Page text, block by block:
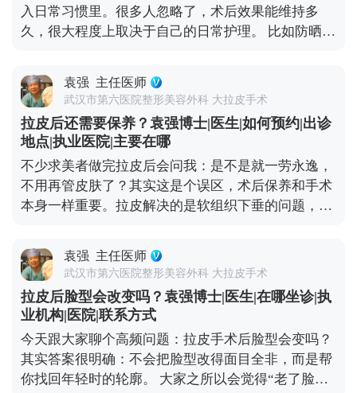
看具体的面部条件和想要的效果。 不过有个小建议，
要是时间充裕，分阶段做会更稳妥。先做拉皮把整体
再针对性调整眼周，这样最终效果会更协调自然。 想
知道更多关于MCR复合提升术的问题，可以去官方媒
体平台（公众号、百家号、小红薯）预约面诊，详细
了解。
入日常习惯里。很多人忽略了，术后效果能维持多
久，很大程度上取决于自己的日常护理。 比如防晒，
元凶，术后如果不做好防晒，不仅容易出现色素沉
着，还会加速胶原分解，让皮肤提前松弛。还有作息
和饮食，长期熬夜、吃太多甜食，会让皮肤炎症加
重、氧化加快，不仅容易暗沉，还可能让松弛问题复
发。 另外，表情管理也很关键。虽然术后表情会慢慢
恢复自然，但过度夸张的表情会反复牵拉皮肤，就算
打了除皱针，也需要自己多注意收敛。还有一点很重
要，要定期回访医生，根据皮肤的恢复状态调整保养
态拉回一个好的起点，后续的健康生活习惯，才是维
持年轻态的核心。你对皮肤用心，它自然会给你好的
反馈。 想知道更多关于MCR复合提升术的问题，可
以去官方媒体平台（公众号、百家号、小红薯）预约
面诊，详细了解。
袁强 主任医师
武汉市第六医院整形美容外科 大拉皮手术
拉皮后还需要保养？袁强博士|医生|如何预约|出诊
地点|执业医院|主要在哪
不少求美者做完拉皮后会问我：是不是就一劳永逸，
不用再管皮肤了？其实这是个误区，术后保养和手术
本身一样重要。拉皮解决的是软组织下垂的问题，但
感。 手术能帮我们把面部组织复位到好的状态，但皮
肤的自然衰老过程并没有停止。比如术后皮肤可能会
出现角质层变薄、胶原流失的情况，这就需要日常做
好维护。建议大家术后用温和的护肤品，重点做好保
湿和防晒，要是皮肤含水量不够，也可以在医生指导
下配合水光针这类轻医美项目，提升皮肤弹性。 另
外，动态纹的管理也不能忽视。皱眉、大笑带来的动
态纹，时间久了会变成静态纹。定期在医生评估后打
袁强 主任医师
武汉市第六医院整形美容外科 大拉皮手术
拉皮后脸型会改变吗？袁强博士|医生|在哪坐诊|执
业机构|医院|联系方式
今天跟大家聊个高频问题：拉皮手术后脸型会变吗？
其实答案很明确：不会把脸型改得面目全非，而是帮
你找回年轻时的轮廓。 大家之所以会觉得“老了脸型